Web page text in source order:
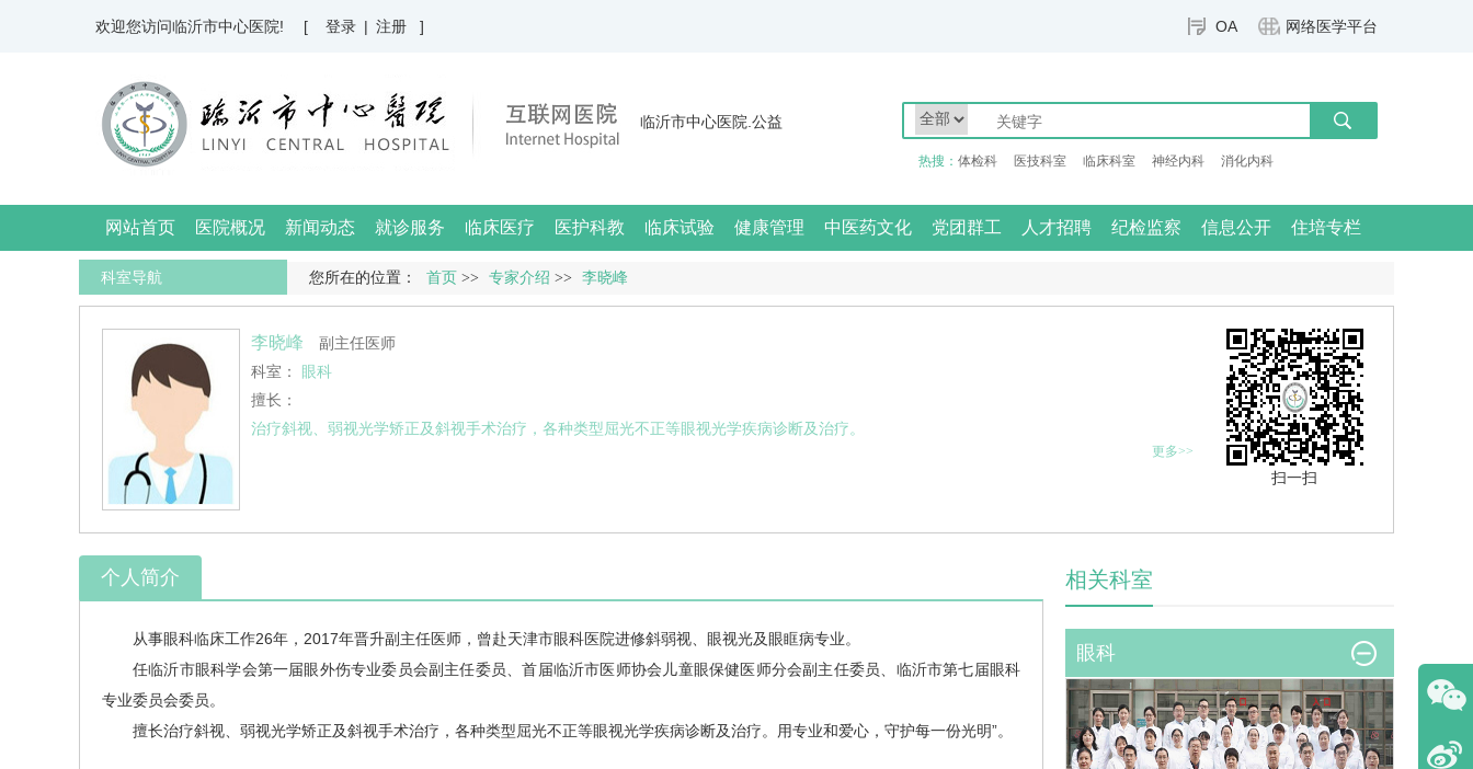
OA 网络医学平台
欢迎您访问临沂市中心医院! [ 登录 | 注册 ]
临沂市中心医院.公益
热搜： 体检科 医技科室 临床科室 神经内科 消化内科
网站首页 医院概况 新闻动态 就诊服务 临床医疗 医护科教 临床试验 健康管理 中医药文化 党团群工 人才招聘 纪检监察 信息公开 住培专栏
您所在的位置： 首页 >> 专家介绍 >> 李晓峰
科室导航
李晓峰
副主任医师
科室： 眼科
擅长：
治疗斜视、弱视光学矫正及斜视手术治疗，各种类型屈光不正等眼视光学疾病诊断及治疗。
更多>>
扫一扫
个人简介
从事眼科临床工作26年，2017年晋升副主任医师，曾赴天津市眼科医院进修斜弱视、眼视光及眼眶病专业。
任临沂市眼科学会第一届眼外伤专业委员会副主任委员、首届临沂市医师协会儿童眼保健医师分会副主任委员、临沂市第七届眼科
专业委员会委员。
擅长治疗斜视、弱视光学矫正及斜视手术治疗，各种类型屈光不正等眼视光学疾病诊断及治疗。用专业和爱心，守护每一份光明”。
相关科室
眼科